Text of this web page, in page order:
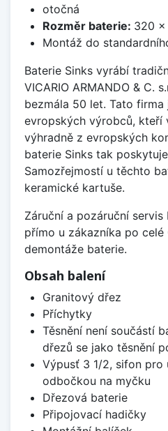
otočná
Rozměr baterie: 320 x
Montáž do
Baterie Sinks vyrábí
VICARIO ARMANDO & C.
bezmála 50 let. Tato firma
evropských výrobců, kteří
výhradně z evropských
baterie Sinks tak
Samozřejmostí u těchto
keramické kartuše.
Záruční a pozáruční
přímo u zákazníka po celé
demontáže baterie.
Obsah balení
Granitový dřez
Příchytky
Těsnění není součástí
dřezů se jako těsnění
Výpusť 3 1/2, sifon pro
odbočkou na myčku
Dřezová baterie
Připojovací hadičky